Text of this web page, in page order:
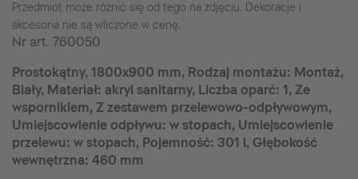
Przedmiot może różnić się od tego na zdjęciu. Dekoracje i
akcesoria nie są wliczone w cenę.
Nr art. 760050
Prostokątny, 1800x900 mm, Rodzaj montażu: Montaż,
Biały, Materiał: akryl sanitarny, Liczba oparć: 1, Ze
wspornikiem, Z zestawem przelewowo-odpływowym,
Umiejscowienie odpływu: w stopach, Umiejscowienie
przelewu: w stopach, Pojemność: 301 l, Głębokość
wewnętrzna: 460 mm